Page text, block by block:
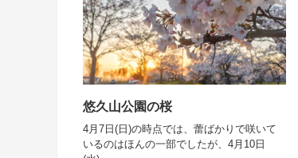
悠久山公園の桜
4月7日(日)の時点では、蕾ばかりで咲いて
いるのはほんの一部でしたが、4月10日